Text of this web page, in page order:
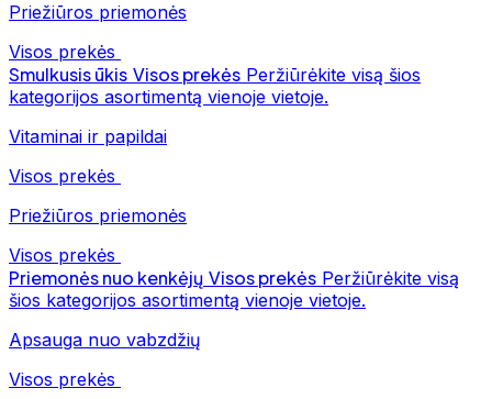
Priežiūros priemonės
Visos prekės
Smulkusis ūkis Visos prekės Peržiūrėkite visą šios
kategorijos asortimentą vienoje vietoje.
Vitaminai ir papildai
Visos prekės
Priežiūros priemonės
Visos prekės
Priemonės nuo kenkėjų Visos prekės Peržiūrėkite visą
šios kategorijos asortimentą vienoje vietoje.
Apsauga nuo vabzdžių
Visos prekės